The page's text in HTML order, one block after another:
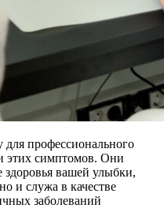
для профессионального
этих симптомов. Они
вашей улыбки,
и служа в качестве
заболеваний